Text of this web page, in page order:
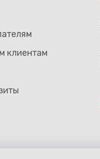
клиентам